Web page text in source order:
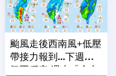
颱風走後西南風+低壓
帶接力報到...下週天
氣不穩定 週末「全台